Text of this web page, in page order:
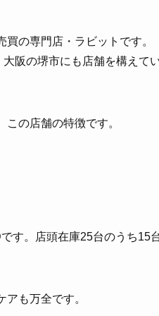
の専門店・ラビットです。
阪の堺市にも店舗を構えて
の店舗の特徴です。
す。店頭在庫25台のうち15
も万全です。